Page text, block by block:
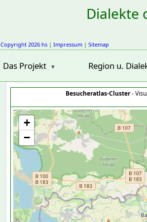
Dialekte
Copyright 2026 hs | Impressum | Sitemap
Das Projekt Region u.
Besucheratlas-Cluster-
+
−